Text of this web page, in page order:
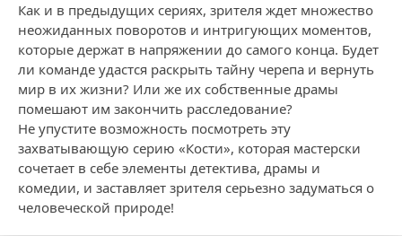
Как и в предыдущих сериях, зрителя ждет множество
неожиданных поворотов и интригующих моментов,
которые держат в напряжении до самого конца. Будет
ли команде удастся раскрыть тайну черепа и вернуть
мир в их жизни? Или же их собственные драмы
помешают им закончить расследование?
Не упустите возможность посмотреть эту
захватывающую серию «Кости», которая мастерски
сочетает в себе элементы детектива, драмы и
комедии, и заставляет зрителя серьезно задуматься о
человеческой природе!